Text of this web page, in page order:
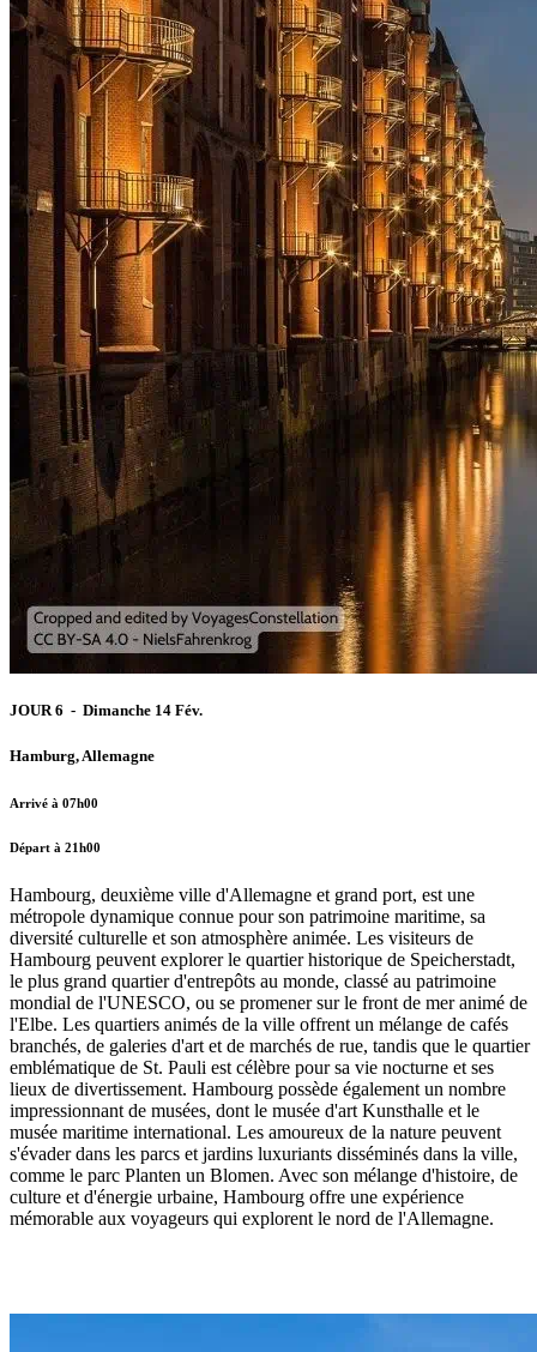
JOUR 6 - Dimanche 14 Fév.
Hamburg, Allemagne
Arrivé à 07h00
Départ à 21h00
Hambourg, deuxième ville d'Allemagne et grand port, est une
métropole dynamique connue pour son patrimoine maritime, sa
diversité culturelle et son atmosphère animée. Les visiteurs de
Hambourg peuvent explorer le quartier historique de Speicherstadt,
le plus grand quartier d'entrepôts au monde, classé au patrimoine
mondial de l'UNESCO, ou se promener sur le front de mer animé de
l'Elbe. Les quartiers animés de la ville offrent un mélange de cafés
branchés, de galeries d'art et de marchés de rue, tandis que le quartier
emblématique de St. Pauli est célèbre pour sa vie nocturne et ses
lieux de divertissement. Hambourg possède également un nombre
impressionnant de musées, dont le musée d'art Kunsthalle et le
musée maritime international. Les amoureux de la nature peuvent
s'évader dans les parcs et jardins luxuriants disséminés dans la ville,
comme le parc Planten un Blomen. Avec son mélange d'histoire, de
culture et d'énergie urbaine, Hambourg offre une expérience
mémorable aux voyageurs qui explorent le nord de l'Allemagne.